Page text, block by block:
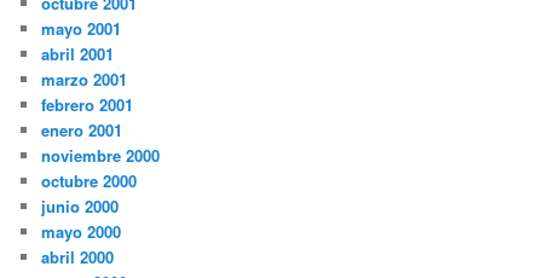
mayo 2001
abril 2001
marzo 2001
febrero 2001
enero 2001
noviembre 2000
octubre 2000
junio 2000
mayo 2000
abril 2000